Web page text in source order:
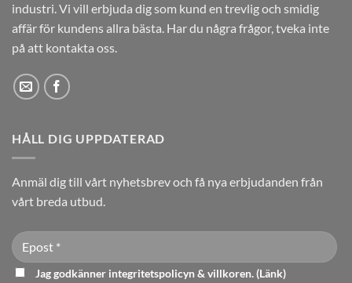
industri. Vi vill erbjuda dig som kund en trevlig och smidig
affär för kundens allra bästa. Har du några frågor, tveka inte
på att kontakta oss.
HÅLL DIG UPPDATERAD
Anmäl dig till vårt nyhetsbrev och få nya erbjudanden från
vårt breda utbud.
Jag godkänner integritetspolicyn & villkoren. (Länk)